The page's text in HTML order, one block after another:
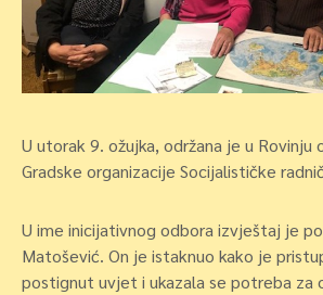
U utorak 9. ožujka, održana je u Rovinju
Gradske organizacije Socijalističke
U ime inicijativnog odbora izvještaj je
Matošević. On je istaknuo kako je
postignut uvjet i ukazala se potreba za